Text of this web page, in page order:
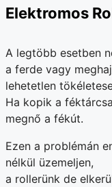
Elektromos
A legtöbb esetben
a ferde vagy
lehetetlen
Ha kopik a
megnő a fékút.
Ezen a problémán
nélkül üzemeljen,
a rollerünk de